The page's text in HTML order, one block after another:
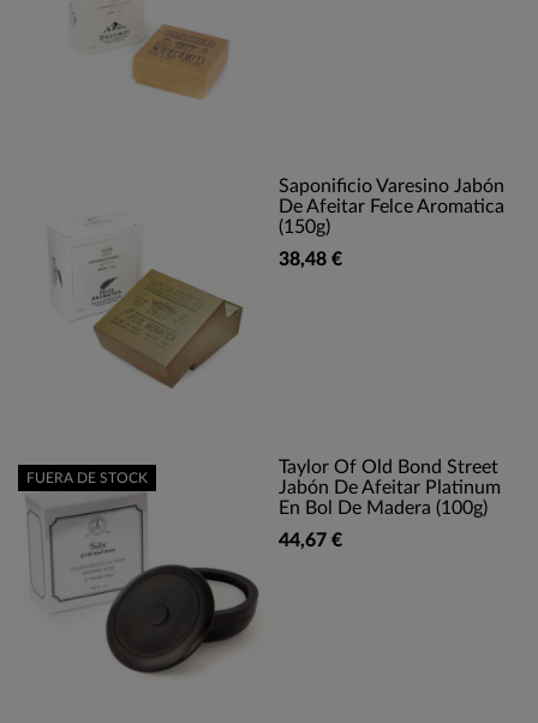
Saponificio Varesino Jabón
De Afeitar Felce Aromatica
(150g)
38,48 €
Taylor Of Old Bond Street
Jabón De Afeitar Platinum
En Bol De Madera (100g)
44,67 €
FUERA DE STOCK